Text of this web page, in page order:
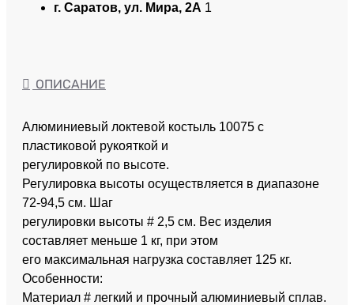
г. Саратов, ул. Мира, 2А 1
ОПИСАНИЕ
Алюминиевый локтевой костыль 10075 с
пластиковой рукояткой и
регулировкой по высоте.
Регулировка высоты осуществляется в диапазоне
72-94,5 см. Шаг
регулировки высоты # 2,5 см. Вес изделия
составляет меньше 1 кг, при этом
его максимальная нагрузка составляет 125 кг.
Особенности:
Материал # легкий и прочный алюминиевый сплав.